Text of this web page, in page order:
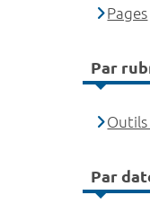
Pages
Par
Par